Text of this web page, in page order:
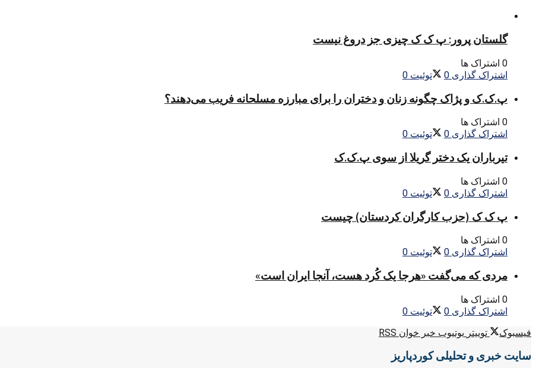
گلستان پرور: پ ک ک چیزی جز دروغ نیست
0 اشتراک ها
اشتراک گذاری 0 توئیت 0
پ.ک.ک و پژاک چگونه زنان و دختران را برای مبارزه مسلحانه فریب می‌دهند؟
0 اشتراک ها
اشتراک گذاری 0 توئیت 0
تیرباران یک دختر گریلا از سوی پ.ک.ک
0 اشتراک ها
اشتراک گذاری 0 توئیت 0
پ ک ک (حزب کارگران کردستان) چیست
0 اشتراک ها
اشتراک گذاری 0 توئیت 0
مردی که می‌گفت «هرجا یک کُرد هست، آنجا ایران است»
0 اشتراک ها
اشتراک گذاری 0 توئیت 0
فیسبوک
توییتر یوتیوب خبر خوان RSS
سایت خبری و تحلیلی کوردپاریز